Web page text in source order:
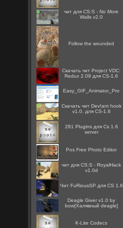
чит для CS:S - No More
Walls v2.0
Follow the wounded
Скачать чит Project VDC:
Redux 2.09 для CS-1.6
Easy_GIF_Animator_Pro
Скачать чит Dev!ant hook
v1.0. для CS-1.6
281 Plugins для Cs 1.6
server
Pos Free Photo Editor
чит для CS:S - RoyalHack
v1.0d
Чит FuRiousSP для CS 1.6
Deagle Giver v1.0 by
bow[Халявный deagle]
K-Lite Codecs